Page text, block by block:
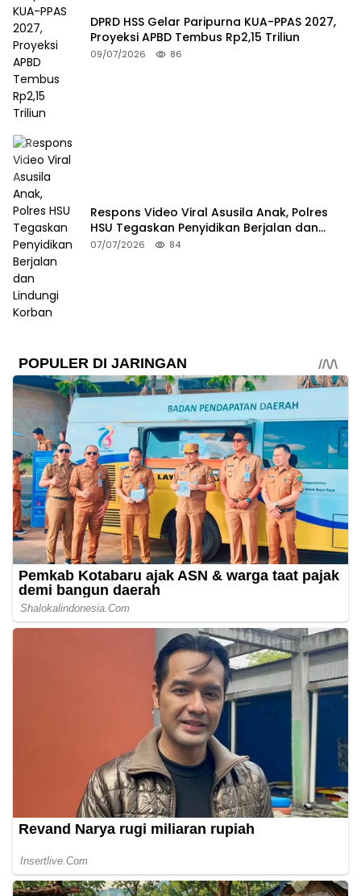
DPRD HSS Gelar Paripurna KUA-PPAS 2027,
Proyeksi APBD Tembus Rp2,15 Triliun
09/07/2026 86
Respons Video Viral Asusila Anak, Polres
HSU Tegaskan Penyidikan Berjalan dan
Lindungi Korban
07/07/2026 84